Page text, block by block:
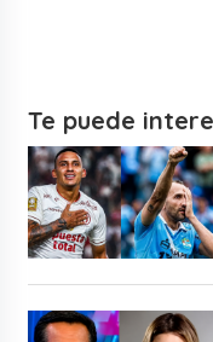
Te puede